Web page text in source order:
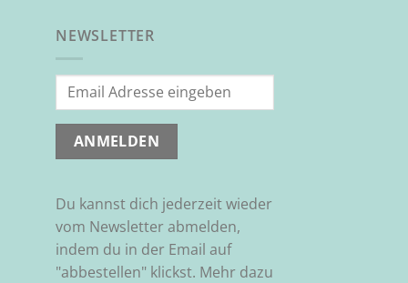
NEWSLETTER
Du kannst dich jederzeit wieder
vom Newsletter abmelden,
indem du in der Email auf
"abbestellen" klickst. Mehr dazu